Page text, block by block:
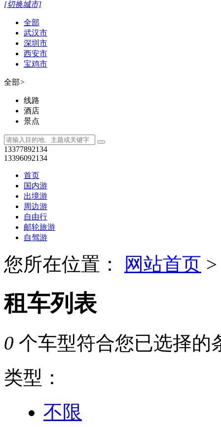
[切换城市]
全部
武汉市
深圳市
西安市
宝鸡市
全部>
线路
酒店
景点
13377892134
13396092134
首页
国内游
出境游
周边游
自由行
邮轮旅游
自驾游
您所在位置： 网站首页 >
租车列表
0 个车型符合您已选择的
类型：
不限